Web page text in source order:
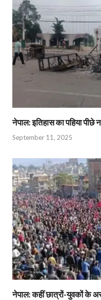
नेपाल: इतिहास का पहिया
September 11, 2025
नेपाल: कहीं छात्रों-युवकों के